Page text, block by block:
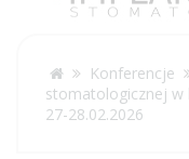
Konferencje
stomatologicznej w
27-28.02.2026